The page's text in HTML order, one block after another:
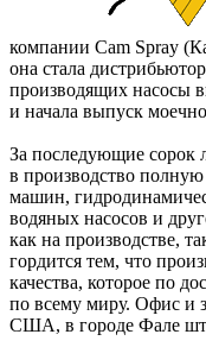
компании Cam Spray
она стала
производящих насосы
и начала выпуск
За последующие сорок
в производство
машин,
водяных насосов и
как на производстве,
гордится тем, что
качества, которое по
по всему миру. Офис и
США, в городе Фале